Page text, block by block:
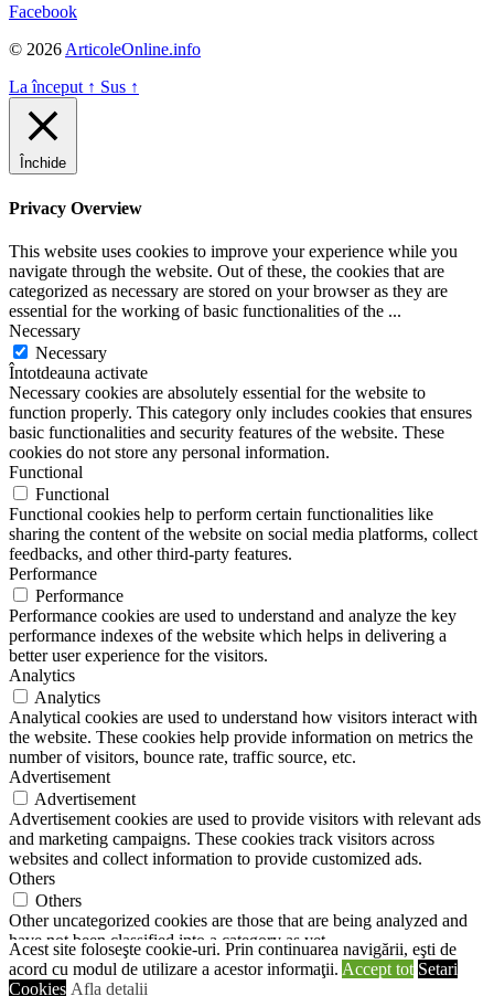
Facebook
© 2026 ArticoleOnline.info
La început ↑ Sus ↑
Acest site foloseşte cookie-uri. Prin continuarea navigării, eşti de
acord cu modul de utilizare a acestor informaţii. Accept tot Setari
Cookies Afla detalii
Închide
Privacy Overview
This website uses cookies to improve your experience while you
navigate through the website. Out of these, the cookies that are
categorized as necessary are stored on your browser as they are
essential for the working of basic functionalities of the ...
Necessary
Necessary
Întotdeauna activate
Necessary cookies are absolutely essential for the website to
function properly. This category only includes cookies that ensures
basic functionalities and security features of the website. These
cookies do not store any personal information.
Functional
Functional
Functional cookies help to perform certain functionalities like
sharing the content of the website on social media platforms, collect
feedbacks, and other third-party features.
Performance
Performance
Performance cookies are used to understand and analyze the key
performance indexes of the website which helps in delivering a
better user experience for the visitors.
Analytics
Analytics
Analytical cookies are used to understand how visitors interact with
the website. These cookies help provide information on metrics the
number of visitors, bounce rate, traffic source, etc.
Advertisement
Advertisement
Advertisement cookies are used to provide visitors with relevant ads
and marketing campaigns. These cookies track visitors across
websites and collect information to provide customized ads.
Others
Others
Other uncategorized cookies are those that are being analyzed and
have not been classified into a category as yet.
SALVEAZĂ ȘI ACCEPTĂ
Propulsat de